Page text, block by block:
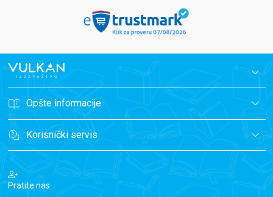
Opšte informacije
Korisnički servis
Pratite nas